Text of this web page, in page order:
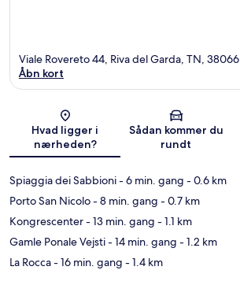
Kort
Viale Rovereto 44, Riva del Garda, TN, 38066
Åbn kort
Hvad ligger i
nærheden?
Sådan kommer du
rundt
Spiaggia dei Sabbioni- 6 min. gang - 0.6 km
Porto San Nicolo- 8 min. gang - 0.7 km
Kongrescenter- 13 min. gang - 1.1 km
Gamle Ponale Vejsti- 14 min. gang - 1.2 km
La Rocca- 16 min. gang - 1.4 km